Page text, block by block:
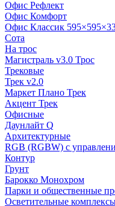
Офис Рефлект
Офис Комфорт
Офис Классик
Сота
На трос
Магистраль v3.0 Трос
Трековые
Трек v2.0
Маркет Плано Трек
Акцент Трек
Офисные
Даунлайт Q
Архитектурные
RGB (RGBW) с
Контур
Грунт
Барокко Монохром
Парки и общественные
Осветительные